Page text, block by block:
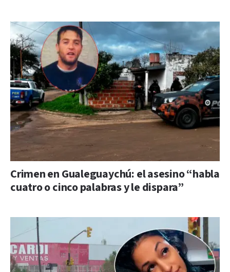
Crimen en Gualeguaychú: el asesino “habla
cuatro o cinco palabras y le dispara”